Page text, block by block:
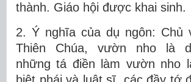
thành. Giáo hội được khai sinh.
2. Ý nghĩa của dụ ngôn: Chủ
Thiên Chúa, vườn nho là
những tá điền làm vườn nho